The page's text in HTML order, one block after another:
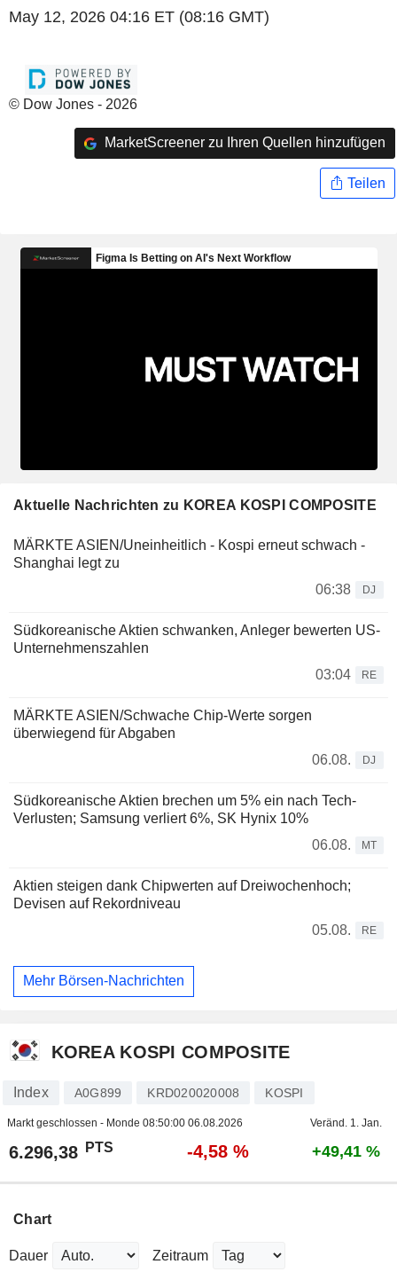
May 12, 2026 04:16 ET (08:16 GMT)
© Dow Jones - 2026
MarketScreener zu Ihren Quellen hinzufügen
Teilen
Aktuelle Nachrichten zu KOREA KOSPI COMPOSITE
MÄRKTE ASIEN/Uneinheitlich - Kospi erneut schwach -
Shanghai legt zu
06:38
DJ
Südkoreanische Aktien schwanken, Anleger bewerten US-
Unternehmenszahlen
03:04
RE
MÄRKTE ASIEN/Schwache Chip-Werte sorgen
überwiegend für Abgaben
06.08.
DJ
Südkoreanische Aktien brechen um 5% ein nach Tech-
Verlusten; Samsung verliert 6%, SK Hynix 10%
06.08.
MT
Aktien steigen dank Chipwerten auf Dreiwochenhoch;
Devisen auf Rekordniveau
05.08.
RE
Mehr Börsen-Nachrichten
KOREA KOSPI COMPOSITE
Index A0G899 KRD020020008 KOSPI
Markt geschlossen - Monde 08:50:00 06.08.2026 Veränd. 1. Jan.
6.296,38 PTS -4,58 % +49,41 %
Chart
Dauer Zeitraum